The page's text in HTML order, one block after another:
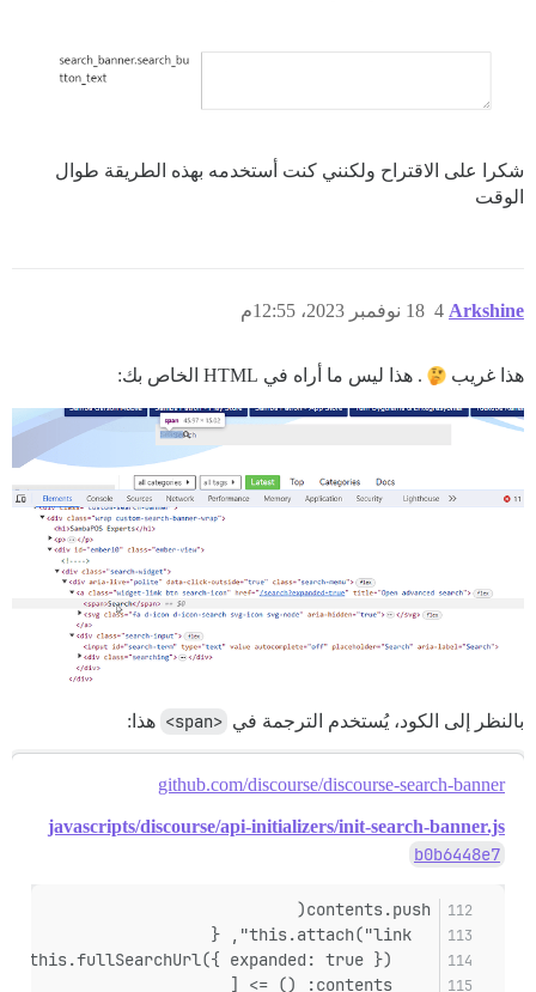
شكرا على الاقتراح ولكنني كنت أستخدمه بهذه الطريقة طوال
الوقت
Arkshine 18 نوفمبر 2023، 12:55م 4
هذا غريب . هذا ليس ما أراه في HTML الخاص بك:
بالنظر إلى الكود، يُستخدم الترجمة في <span> هذا:
github.com/discourse/discourse-search-banner
javascripts/discourse/api-initializers/init-search-banner.js
b0b6448e7
contents.push(